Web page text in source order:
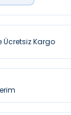
Ücretsiz Kargo